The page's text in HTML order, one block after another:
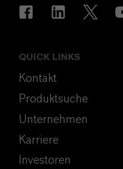
QUICK LINKS
Kontakt
Produktsuche
Unternehmen
Karriere
Investoren